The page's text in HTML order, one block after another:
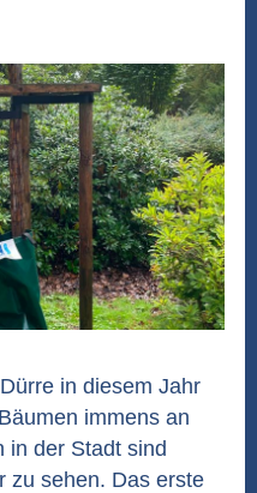
in diesem Jahr
immens an
in der Stadt sind
zu sehen. Das erste